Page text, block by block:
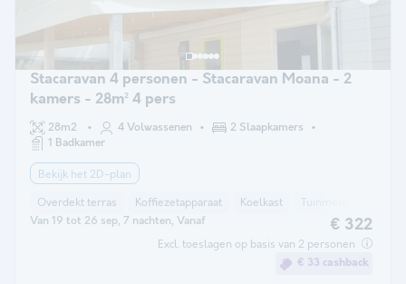
Stacaravan 4 personen - Stacaravan Moana - 2
kamers - 28m² 4 pers
28m2 4 Volwassenen
2 Slaapkamers
1 Badkamer
Bekijk het 2D-plan
Overdekt terras Koffiezetapparaat Koelkast Tuinmeubelen
Van 19 tot 26 sep, 7 nachten, Vanaf € 322
Excl. toeslagen op basis van 2 personen
€ 33 cashback